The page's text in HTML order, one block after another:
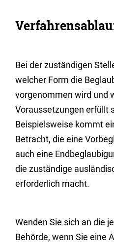
Bei der zuständigen
welcher Form die
vorgenommen wird und
Voraussetzungen erfüllt
Beispielsweise kommt
Betracht, die eine
auch eine
die zuständige
erforderlich macht.
Wenden Sie sich an die
Behörde, wenn Sie eine